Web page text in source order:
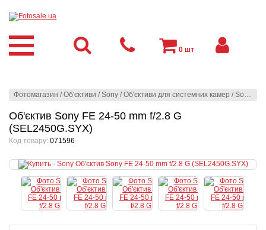
Фотомагазин /Об'єктиви /Sony /Об'єктиви для системних камер /Sony
Об'єктив Sony FE 24-50 mm f/2.8 G
(SEL2450G.SYX)
Код товару: 071596
0 шт